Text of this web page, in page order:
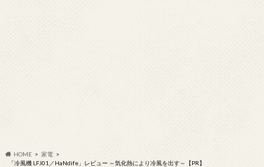
HOME
家電
「冷風機 LFJ01／HaNdife」レビュー ～気化熱により冷風を出す～【PR】